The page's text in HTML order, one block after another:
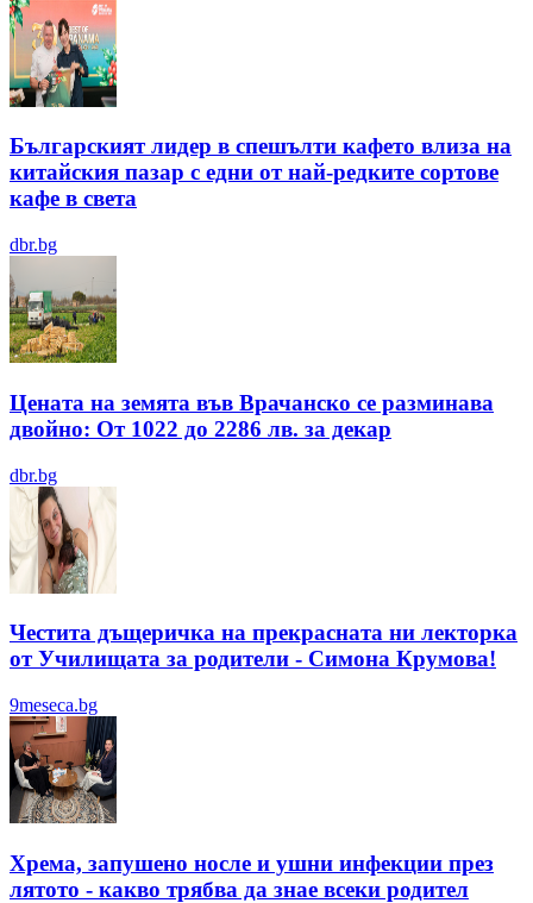
Българският лидер в спешълти кафето влиза на
китайския пазар с едни от най-редките сортове
кафе в света
dbr.bg
Цената на земята във Врачанско се разминава
двойно: От 1022 до 2286 лв. за декар
dbr.bg
Честита дъщеричка на прекрасната ни лекторка
от Училищата за родители - Симона Крумова!
9meseca.bg
Хрема, запушено носле и ушни инфекции през
лятотo - какво трябва да знае всеки родител